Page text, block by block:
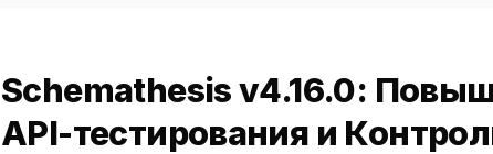
Schemathesis v4.16.0:
API-тестирования и